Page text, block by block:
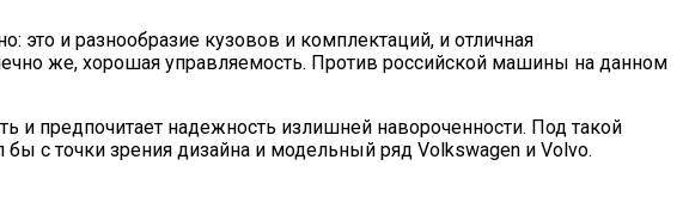
это и разнообразие кузовов и комплектаций, и отличная
же, хорошая управляемость. Против российской машины на данном
и предпочитает надежность излишней навороченности. Под такой
бы с точки зрения дизайна и модельный ряд Volkswagen и Volvo.